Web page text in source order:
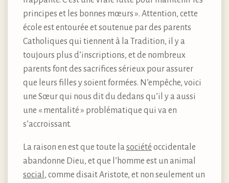
principes et les bonnes mœurs ». Attention, cette
école est entourée et soutenue par des parents
Catholiques qui tiennent à la Tradition, il y a
toujours plus d’inscriptions, et de nombreux
parents font des sacrifices sérieux pour assurer
que leurs filles y soient formées. N’empêche, voici
une Sœur qui nous dit du dedans qu’il y a aussi
une « mentalité » problématique qui va en
s’accroissant.
La raison en est que toute la société occidentale
abandonne Dieu, et que l’homme est un animal
social , comme disait Aristote, et non seulement un